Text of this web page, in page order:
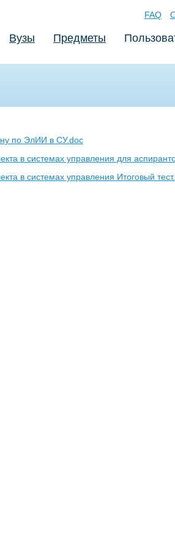
FAQ
Вузы Предметы
по ЭлИИ в СУ.doc
в системах управления для
в системах управления Итоговый